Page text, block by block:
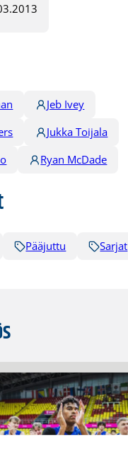
Jeb Ivey
Jukka Toijala
Ryan McDade
Pääjuttu Sarjat